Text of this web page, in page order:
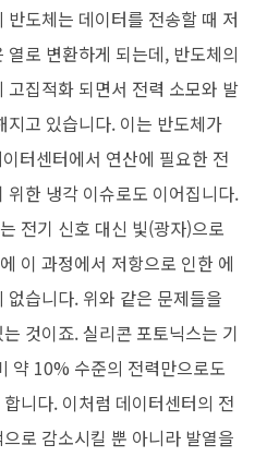
도체는 데이터를 전송할 때 저
로 변환하게 되는데, 반도체의
고집적화 되면서 전력 소모와 발
지고 있습니다. 이는 반도체가
터센터에서 연산에 필요한 전
위한 냉각 이슈로도 이어집니다.
전기 신호 대신 빛(광자)으로
이 과정에서 저항으로 인한 에
없습니다. 위와 같은 문제들을
것이죠. 실리콘 포토닉스는 기
약 10% 수준의 전력만으로도
니다. 이처럼 데이터센터의 전
로 감소시킬 뿐 아니라 발열을